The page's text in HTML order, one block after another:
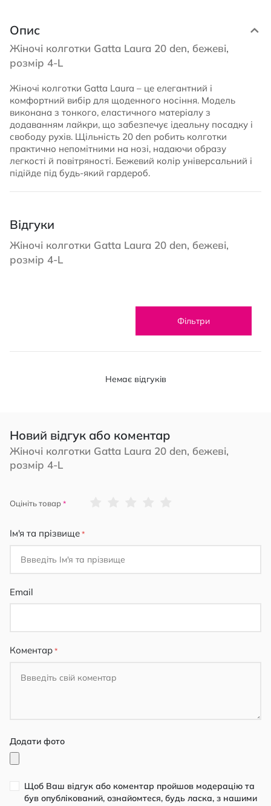
Опис
Жіночі колготки Gatta Laura 20 den, бежеві,
розмір 4-L
Жіночі колготки Gatta Laura – це елегантний і
комфортний вибір для щоденного носіння. Модель
виконана з тонкого, еластичного матеріалу з
додаванням лайкри, що забезпечує ідеальну посадку і
свободу рухів. Щільність 20 den робить колготки
практично непомітними на нозі, надаючи образу
легкості й повітряності. Бежевий колір універсальний і
підійде під будь-який гардероб.
Відгуки
Жіночі колготки Gatta Laura 20 den, бежеві,
розмір 4-L
Фільтри
Немає відгуків
Новий відгук або коментар
Жіночі колготки Gatta Laura 20 den, бежеві,
розмір 4-L
Оцініть товар
Ім'я та прізвище
Email
Коментар
Додати фото
Щоб Ваш відгук або коментар пройшов модерацію та
був опублікований, ознайомтеся, будь ласка, з нашими